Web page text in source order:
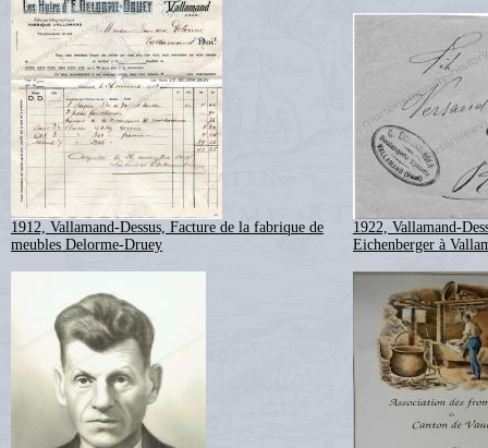
1912, Vallamand-Dessus, Facture de la fabrique de
meubles Delorme-Druey
1922, Vallamand-
Eichenberger à